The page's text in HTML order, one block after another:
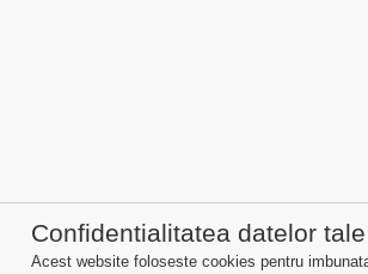
Vanzari proprietati Cluj
Confidentialitatea datelor
Acest website foloseste cookies pentru